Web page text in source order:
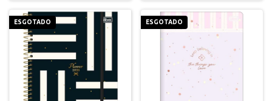
ESGOTADO ESGOTADO